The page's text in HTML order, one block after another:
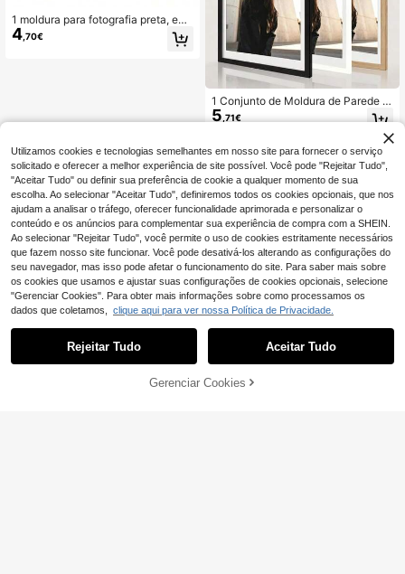
1 moldura para fotografia preta, em
beleze as suas memórias preciosas
com esta moldura versátil – perfeita
4, 8x10, 6x8, 5x7 e 4x6 polegadas
4 ,70€
e precisa ser montado manualment
1 Conjunto de Moldura de Parede e
m Madeira para Fotografia, Suporta
Fotos, Disponível em Preto e Outras
Cores, Sem Passepartout nem Pape
l Fotográfico
5 ,71€
ADICIONAR AO CARRINHO
Utilizamos cookies e tecnologias semelhantes em nosso site para fornecer o serviço
solicitado e oferecer a melhor experiência de site possível. Você pode "Rejeitar Tudo",
"Aceitar Tudo" ou definir sua preferência de cookie a qualquer momento de sua
escolha. Ao selecionar "Aceitar Tudo", definiremos todos os cookies opcionais, que nos
ajudam a analisar o tráfego, oferecer funcionalidade aprimorada e personalizar o
conteúdo e os anúncios para complementar sua experiência de compra com a SHEIN.
Ao selecionar "Rejeitar Tudo", você permite o uso de cookies estritamente necessários
que fazem nosso site funcionar. Você pode desativá-los alterando as configurações do
seu navegador, mas isso pode afetar o funcionamento do site. Para saber mais sobre
os cookies que usamos e ajustar suas configurações de cookies opcionais, selecione
"Gerenciar Cookies". Para obter mais informações sobre como processamos os
dados que coletamos, clique aqui para ver nossa Política de Privacidade.
Rejeitar Tudo Aceitar Tudo
Gerenciar Cookies